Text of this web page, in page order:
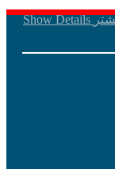
Show Details